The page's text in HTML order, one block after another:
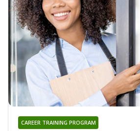
CAREER TRAINING PROGRAM